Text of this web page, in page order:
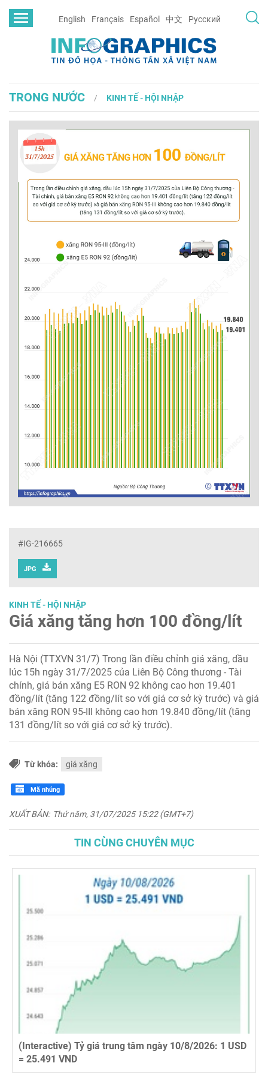
English Français Español 中文 Русский
TRONG NƯỚC KINH TẾ - HỘI NHẬP
#IG-216665
JPG
KINH TẾ - HỘI NHẬP
Giá xăng tăng hơn 100 đồng/lít
Hà Nội (TTXVN 31/7) Trong lần điều chỉnh giá xăng, dầu
lúc 15h ngày 31/7/2025 của Liên Bộ Công thương - Tài
chính, giá bán xăng E5 RON 92 không cao hơn 19.401
đồng/lít (tăng 122 đồng/lít so với giá cơ sở kỳ trước) và giá
bán xăng RON 95-III không cao hơn 19.840 đồng/lít (tăng
131 đồng/lít so với giá cơ sở kỳ trước).
Từ khóa: giá xăng
Mã nhúng
XUẤT BẢN: Thứ năm, 31/07/2025 15:22 (GMT+7)
TIN CÙNG CHUYÊN MỤC
(Interactive) Tỷ giá trung tâm ngày 10/8/2026: 1 USD
= 25.491 VND